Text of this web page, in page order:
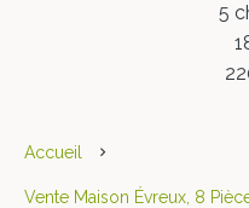
5
Accueil
Vente Maison Évreux, 8